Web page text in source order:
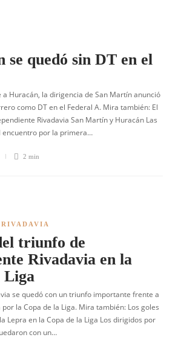
se quedó sin DT en el
Huracán, la dirigencia de San Martín anunció
como DT en el Federal A. Mira también: El
Rivadavia San Martín y Huracán Las
encuentro por la primera…
2 min
triunfo de
Rivadavia en la
Liga
se quedó con un triunfo importante frente a
la Copa de la Liga. Mira también: Los goles
Lepra en la Copa de la Liga Los dirigidos por
con un…